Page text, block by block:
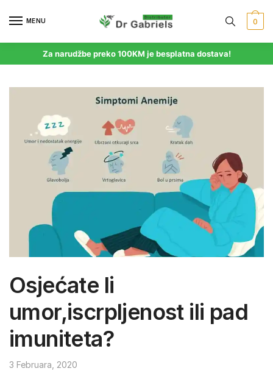
MENU 0
Za narudžbe preko 100KM je besplatna dostava!
Osjećate li
umor,iscrpljenost ili pad
imuniteta?
3 Februara, 2020